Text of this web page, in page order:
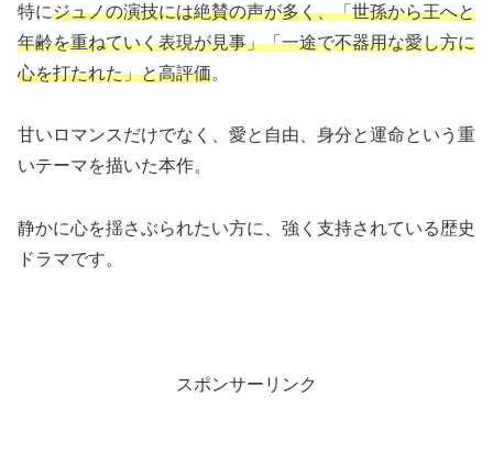
特にジュノの演技には絶賛の声が多く、「世孫から王へと
年齢を重ねていく表現が見事」「一途で不器用な愛し方に
心を打たれた」と高評価。
甘いロマンスだけでなく、愛と自由、身分と運命という重
いテーマを描いた本作。
静かに心を揺さぶられたい方に、強く支持されている歴史
ドラマです。
スポンサーリンク